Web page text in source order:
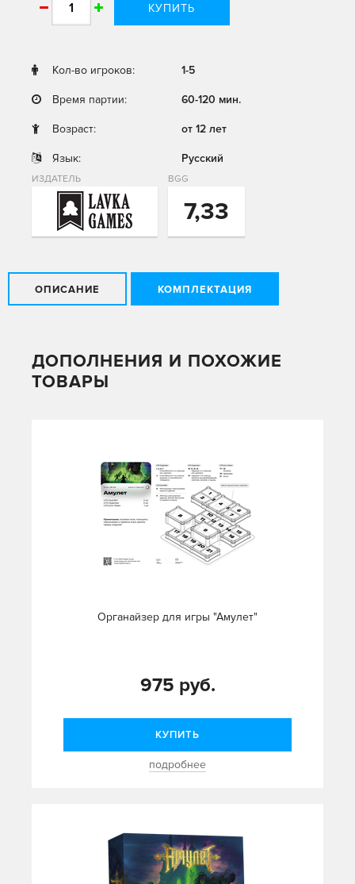
КУПИТЬ
Кол-во игроков: 1-5
Время партии: 60-120 мин.
Возраст: от 12 лет
Язык: Русский
ИЗДАТЕЛЬ BGG
7,33
ОПИСАНИЕ КОМПЛЕКТАЦИЯ
ДОПОЛНЕНИЯ И ПОХОЖИЕ
ТОВАРЫ
Органайзер для игры "Амулет"
975 руб.
КУПИТЬ
подробнее